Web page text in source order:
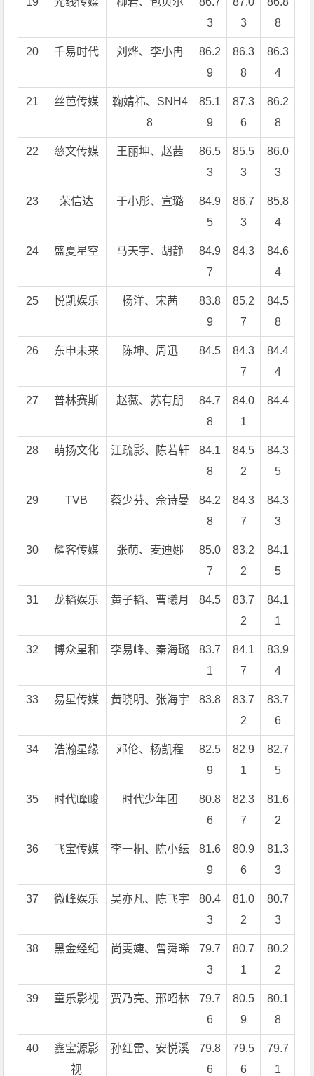
3
3
8
20 千易时代 刘烨、李小冉
86.2
9
86.3
8
86.3
4
21 丝芭传媒
鞠婧祎、SNH4
8
85.1
9
87.3
6
86.2
8
22 慈文传媒 王丽坤、赵茜
86.5
3
85.5
3
86.0
3
23 荣信达 于小彤、宣璐
84.9
5
86.7
3
85.8
4
24 盛夏星空 马天宇、胡静
84.9
7
84.3
84.6
4
25 悦凯娱乐 杨洋、宋茜
83.8
9
85.2
7
84.5
8
26 东申未来 陈坤、周迅 84.5
84.3
7
84.4
4
27 普林赛斯 赵薇、苏有朋
84.7
8
84.0
1
84.4
28 萌扬文化 江疏影、陈若轩
84.1
8
84.5
2
84.3
5
29 TVB 蔡少芬、佘诗曼
84.2
8
84.3
7
84.3
3
30 耀客传媒 张萌、麦迪娜
85.0
7
83.2
2
84.1
5
31 龙韬娱乐 黄子韬、曹曦月 84.5
83.7
2
84.1
1
32 博众星和 李易峰、秦海璐
83.7
1
84.1
7
83.9
4
33 易星传媒 黄晓明、张海宇 83.8
83.7
2
83.7
6
34 浩瀚星缘 邓伦、杨凯程
82.5
9
82.9
1
82.7
5
35 时代峰峻 时代少年团
80.8
6
82.3
7
81.6
2
36 飞宝传媒 李一桐、陈小纭
81.6
9
80.9
6
81.3
3
37 微峰娱乐 吴亦凡、陈飞宇
80.4
3
81.0
2
80.7
3
38 黑金经纪 尚雯婕、曾舜晞
79.7
3
80.7
1
80.2
2
39 童乐影视 贾乃亮、邢昭林
79.7
6
80.5
9
80.1
8
40
鑫宝源影
视
孙红雷、安悦溪
79.8
6
79.5
6
79.7
1